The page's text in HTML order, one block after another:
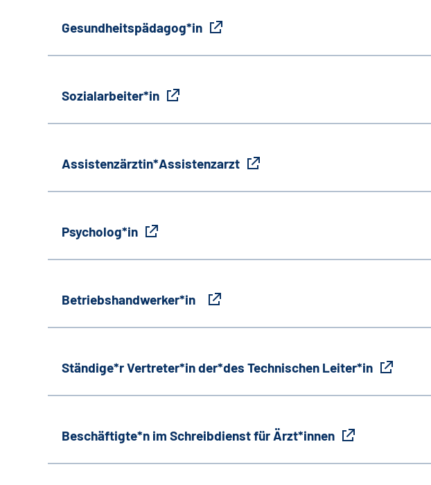
Gesundheitspädagog*in
Sozialarbeiter*in
Assistenzärztin*Assistenzarzt
Psycholog*in
Betriebshandwerker*in
Ständige*r Vertreter*in der*des Technischen Leiter*in
Beschäftigte*n im Schreibdienst für Ärzt*innen